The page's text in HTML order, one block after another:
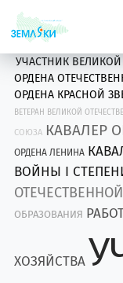
УЧАСТНИК
ОРДЕНА
ОРДЕНА КРАСНОЙ
ВЕТЕРАН ВЕЛИКОЙ
СОЮЗА КАВАЛЕР
ОРДЕНА ЛЕНИНА
ВОЙНЫ I
ОБРАЗОВАНИЯ
ХОЗЯЙСТВА